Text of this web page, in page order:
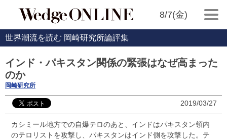
8/7(金)
世界潮流を読む 岡崎研究所論評集
インド・パキスタン関係の緊張はなぜ高まった
のか
岡崎研究所
2019/03/27
カシミール地方での自爆テロのあと、インドはパキスタン領内
のテロリストを攻撃し、パキスタンはインド側を攻撃した。テ